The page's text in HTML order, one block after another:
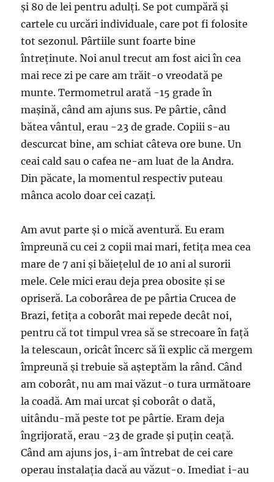
și 80 de lei pentru adulți. Se pot cumpără și
cartele cu urcări individuale, care pot fi folosite
tot sezonul. Pârtiile sunt foarte bine
întreținute. Noi anul trecut am fost aici în cea
mai rece zi pe care am trăit-o vreodată pe
munte. Termometrul arată -15 grade în
mașină, când am ajuns sus. Pe pârtie, când
bătea vântul, erau -23 de grade. Copiii s-au
descurcat bine, am schiat câteva ore bune. Un
ceai cald sau o cafea ne-am luat de la Andra.
Din păcate, la momentul respectiv puteau
mânca acolo doar cei cazați.
Am avut parte și o mică aventură. Eu eram
împreună cu cei 2 copii mai mari, fetița mea cea
mare de 7 ani și băiețelul de 10 ani al surorii
mele. Cele mici erau deja prea obosite și se
opriseră. La coborârea de pe pârtia Crucea de
Brazi, fetița a coborât mai repede decât noi,
pentru că tot timpul vrea să se strecoare în față
la telescaun, oricât încerc să îi explic că mergem
împreună și trebuie să așteptăm la rând. Când
am coborât, nu am mai văzut-o tura următoare
la coadă. Am mai urcat și coborât o dată,
uitându-mă peste tot pe pârtie. Eram deja
îngrijorată, erau -23 de grade și puțin ceață.
Când am ajuns jos, i-am întrebat de cei care
operau instalația dacă au văzut-o. Imediat i-au